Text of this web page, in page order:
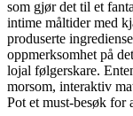
som gjør det til et
intime måltider med
produserte
oppmerksomhet på
lojal følgerskare.
morsom, interaktiv
Pot et must-besøk for